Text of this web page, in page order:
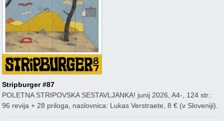
Stripburger #87
POLETNA STRIPOVSKA SESTAVLJANKA! junij 2026, A4-, 124 str.:
96 revija + 28 priloga, naslovnica: Lukas Verstraete, 8 € (v Sloveniji).